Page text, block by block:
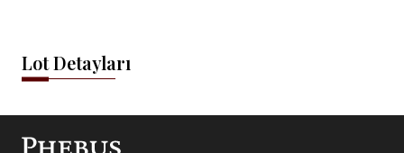
Lot Detayları